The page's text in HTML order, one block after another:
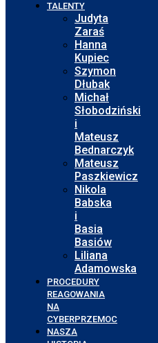
TALENTY
Judyta
Zaraś
Hanna
Kupiec
Szymon
Dłubak
Michał
Słobodziński
i
Mateusz
Bednarczyk
Mateusz
Paszkiewicz
Nikola
Babska
i
Basia
Basiów
Liliana
Adamowska
PROCEDURY
REAGOWANIA
NA
CYBERPRZEMOC
NASZA